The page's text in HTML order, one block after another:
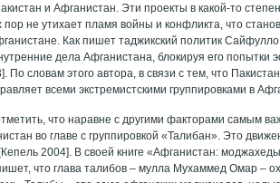
и Афганистан. Эти проекты в какой-то
не утихает пламя войны и конфликта, что
Как пишет таджикский политик
дела Афганистана, блокируя его
По словам этого автора, в связи с тем, что
всеми экстремистскими группировками в
что наравне с другими факторами самым
во главе с группировкой «Талибан». Это
2004]. В своей книге «Афганистан:
что глава талибов – мулла Мухаммед Омар –